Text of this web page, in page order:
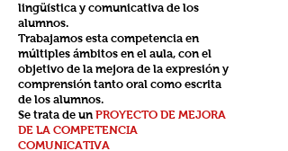
lingüística y comunicativa de los
alumnos.
Trabajamos esta competencia en
múltiples ámbitos en el aula, con el
objetivo de la mejora de la expresión y
comprensión tanto oral como escrita
de los alumnos.
Se trata de unPROYECTO DE MEJORA
DE LA COMPETENCIA
COMUNICATIVA